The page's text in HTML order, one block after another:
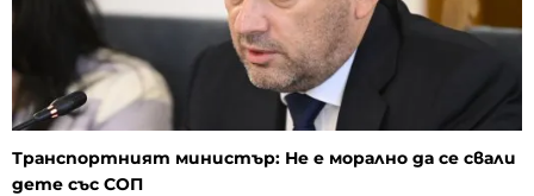
Транспортният министър: Не е морално да се свали
дете със СОП